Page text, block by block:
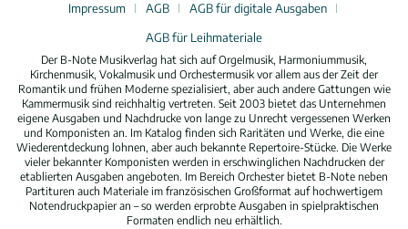
Impressum
AGB
AGB für digitale Ausgaben
AGB für Leihmateriale
Der B-Note Musikverlag hat sich auf Orgelmusik, Harmoniummusik,
Kirchenmusik, Vokalmusik und Orchestermusik vor allem aus der Zeit der
Romantik und frühen Moderne spezialisiert, aber auch andere Gattungen wie
Kammermusik sind reichhaltig vertreten. Seit 2003 bietet das Unternehmen
eigene Ausgaben und Nachdrucke von lange zu Unrecht vergessenen Werken
und Komponisten an. Im Katalog finden sich Raritäten und Werke, die eine
Wiederentdeckung lohnen, aber auch bekannte Repertoire-Stücke. Die Werke
vieler bekannter Komponisten werden in erschwinglichen Nachdrucken der
etablierten Ausgaben angeboten. Im Bereich Orchester bietet B-Note neben
Partituren auch Materiale im französischen Großformat auf hochwertigem
Notendruckpapier an – so werden erprobte Ausgaben in spielpraktischen
Formaten endlich neu erhältlich.